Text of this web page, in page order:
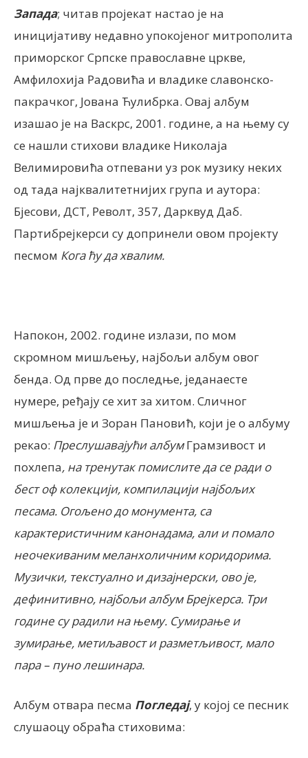
Запада; читав пројекат настао је на
иницијативу недавно упокојеног митрополита
приморског Српске православне цркве,
Амфилохија Радовића и владике славонско-
пакрачког, Јована Ћулибрка. Овај албум
изашао је на Васкрс, 2001. године, а на њему су
се нашли стихови владике Николаја
Велимировића отпевани уз рок музику неких
од тада најквалитетнијих група и аутора:
Бјесови, ДСТ, Револт, 357, Дарквуд Даб.
Партибрејкерси су допринели овом пројекту
песмом Кога ћу да хвалим.
Напокон, 2002. године излази, по мом
скромном мишљењу, најбољи албум овог
бенда. Од прве до последње, једанаесте
нумере, ређају се хит за хитом. Сличног
мишљења је и Зоран Пановић, који је о албуму
рекао: Преслушавајући албумГрамзивост и
похлепа, на тренутак помислите да се ради о
бест оф колекцији, компилацији најбољих
песама. Огољено до монумента, са
карактеристичним канонадама, али и помало
неочекиваним меланхоличним коридорима.
Музички, текстуално и дизајнерски, ово је,
дефинитивно, најбољи албум Брејкерса. Три
године су радили на њему. Сумирање и
зумирање, метиљавост и разметљивост, мало
пара – пуно лешинара.
Албум отвара песма Погледај, у којој се песник
слушаоцу обраћа стиховима: